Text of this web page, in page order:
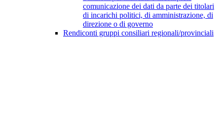
comunicazione dei dati da parte dei titolari
di incarichi politici, di amministrazione, di
direzione o di governo
Rendiconti gruppi consiliari regionali/provinciali